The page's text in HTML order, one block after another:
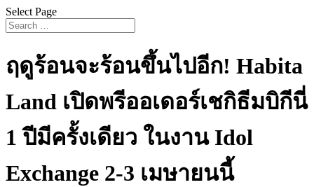
Select Page
ฤดูร้อนจะร้อนขึ้นไปอีก! Habita
Land เปิดพรีออเดอร์เชกิธีมบิกีนี่
1 ปีมีครั้งเดียว ในงาน Idol
Exchange 2-3 เมษายนนี้